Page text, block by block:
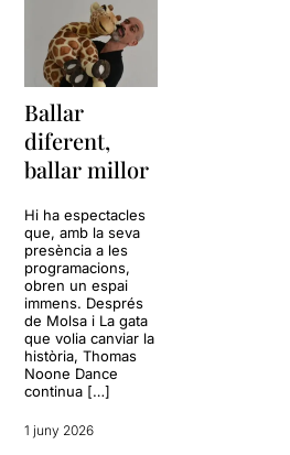
Ballar
diferent,
ballar millor
Hi ha espectacles
que, amb la seva
presència a les
programacions,
obren un espai
immens. Després
de Molsa i La gata
que volia canviar la
història, Thomas
Noone Dance
continua […]
1 juny 2026